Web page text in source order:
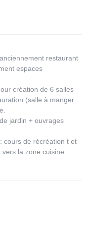
restaurant
espaces
création de 6 salles
(salle à manger
jardin + ouvrages
cours de récréation t et
la zone cuisine.